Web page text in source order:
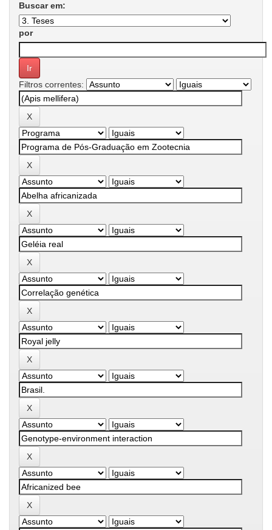
Buscar em:
por
Filtros correntes: